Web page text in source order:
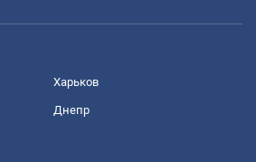
Харьков
Днепр